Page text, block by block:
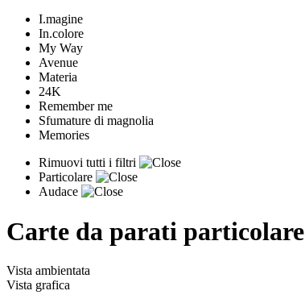
I.magine
In.colore
My Way
Avenue
Materia
24K
Remember me
Sfumature di magnolia
Memories
Rimuovi tutti i filtri
Particolare
Audace
Carte da parati particolare
Vista ambientata
Vista grafica